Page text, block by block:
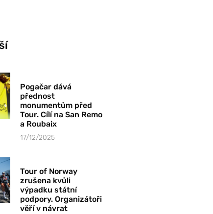
Pogačar dává
přednost
monumentům před
Tour. Cílí na San Remo
a Roubaix
17/12/2025
Tour of Norway
zrušena kvůli
výpadku státní
podpory. Organizátoři
věří v návrat